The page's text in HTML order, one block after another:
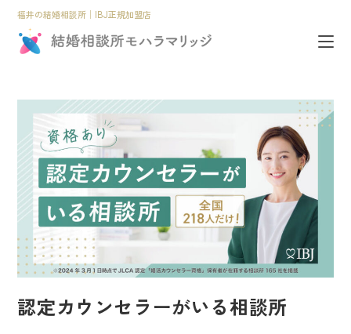
福井の結婚相談所│IBJ正規加盟店
認定カウンセラーがいる相談所